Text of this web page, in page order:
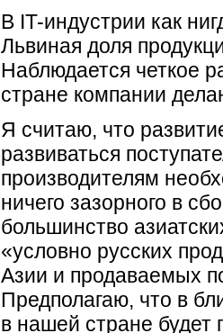
В IT-индустрии как
Львиная доля
Наблюдается четкое
стране компании
Я считаю, что
развиваться
производителям
ничего зазорного в
большинство
«условно русских
Азии и продаваемых
Предполагаю, что в
в нашей стране будет